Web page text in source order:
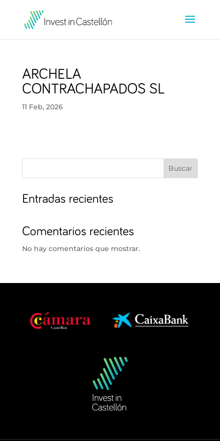
ARCHELA
CONTRACHAPADOS SL
11 Feb, 2026
Buscar
Entradas recientes
Comentarios recientes
No hay comentarios que mostrar.